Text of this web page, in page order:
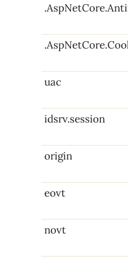
uac
idsrv.session
origin
eovt
novt